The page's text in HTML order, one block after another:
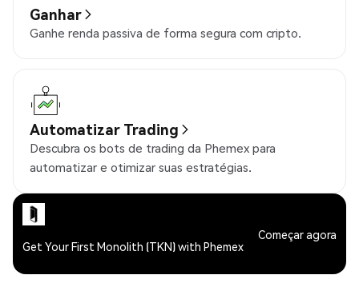
Ganhar
Ganhe renda passiva de forma segura com cripto.
Automatizar Trading
Descubra os bots de trading da Phemex para
automatizar e otimizar suas estratégias.
Get Your First Monolith (TKN) with Phemex
Começar agora